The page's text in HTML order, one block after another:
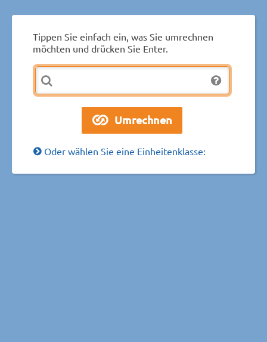
Tippen Sie einfach ein, was Sie umrechnen
möchten und drücken Sie Enter.
Oder wählen Sie eine Einheitenklasse: